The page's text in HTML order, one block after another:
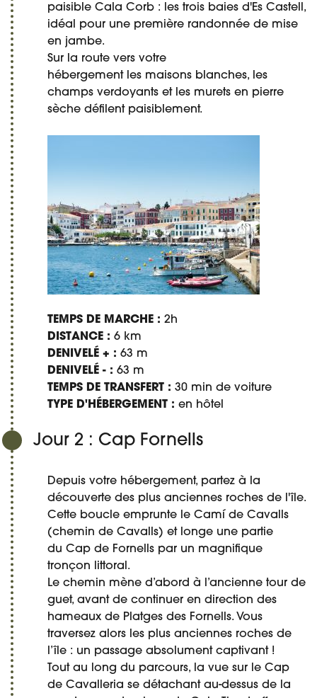
paisible Cala Corb : les trois baies d'Es Castell,
idéal pour une première randonnée de mise
en jambe.
Sur la route vers votre
hébergement les maisons blanches, les
champs verdoyants et les murets en pierre
sèche défilent paisiblement.
TEMPS DE MARCHE : 2h
DISTANCE : 6 km
DENIVELÉ + : 63 m
DENIVELÉ - : 63 m
TEMPS DE TRANSFERT : 30 min de voiture
TYPE D'HÉBERGEMENT : en hôtel
Jour 2 : Cap Fornells
Depuis votre hébergement, partez à la
découverte des plus anciennes roches de l'île.
Cette boucle emprunte le Camí de Cavalls
(chemin de Cavalls) et longe une partie
du Cap de Fornells par un magnifique
tronçon littoral.
Le chemin mène d’abord à l’ancienne tour de
guet, avant de continuer en direction des
hameaux de Platges des Fornells. Vous
traversez alors les plus anciennes roches de
l’île : un passage absolument captivant !
Tout au long du parcours, la vue sur le Cap
de Cavalleria se détachant au-dessus de la